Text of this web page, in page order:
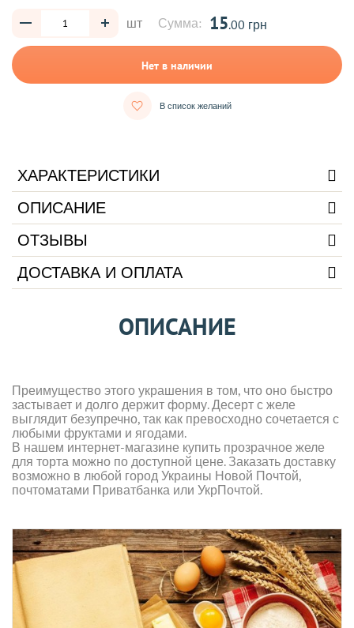
шт Сумма: 15.00 грн
Нет в наличии
В список желаний
ХАРАКТЕРИСТИКИ
ОПИСАНИЕ
ОТЗЫВЫ
ДОСТАВКА И ОПЛАТА
ОПИСАНИЕ
Преимущество этого украшения в том, что оно быстро
застывает и долго держит форму. Десерт с желе
выглядит безупречно, так как превосходно сочетается с
любыми фруктами и ягодами.
В нашем интернет-магазине купить прозрачное желе
для торта можно по доступной цене. Заказать доставку
возможно в любой город Украины Новой Почтой,
почтоматами Приватбанка или УкрПочтой.